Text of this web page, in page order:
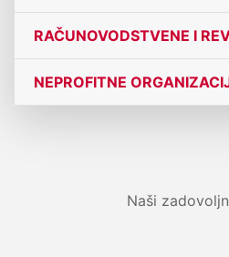
RAČUNOVODSTVENE I
NEPROFITNE
Naši